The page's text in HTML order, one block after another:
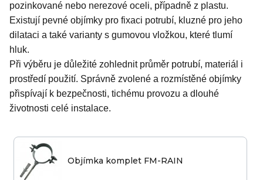
pozinkované nebo nerezové oceli, případně z plastu.
Existují pevné objímky pro fixaci potrubí, kluzné pro jeho
dilataci a také varianty s gumovou vložkou, které tlumí
hluk.
Při výběru je důležité zohlednit průměr potrubí, materiál i
prostředí použití. Správně zvolené a rozmístěné objímky
přispívají k bezpečnosti, tichému provozu a dlouhé
životnosti celé instalace.
Objímka komplet FM-RAIN